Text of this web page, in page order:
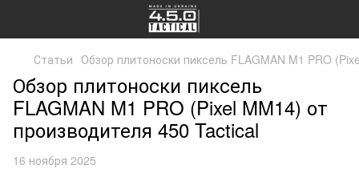
Статьи Обзор плитоноски пиксель FLAGMAN M1 PRO
Обзор плитоноски пиксель
FLAGMAN M1 PRO (Pixel MM14) от
производителя 450 Tactical
16 ноября 2025